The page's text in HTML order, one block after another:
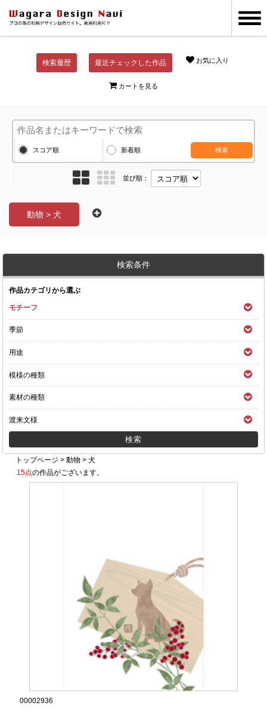
検索履歴 最近チェックした作品 お気に入り
カートを見る
スコア順 新着順 検索
並び順：
動物 > 犬
検索条件
作品カテゴリから選ぶ
モチーフ
季節
用途
模様の種類
素材の種類
渡来文様
トップページ >動物 >犬
15点の作品がございます。
00002936